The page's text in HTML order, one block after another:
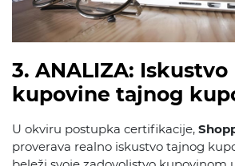
3. ANALIZA: Iskustvo
kupovine tajnog
U okviru postupka certifikacije,
proverava realno iskustvo tajnog